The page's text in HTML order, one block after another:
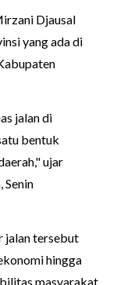
Djausal
yang ada di
jalan di
bentuk
ujar
Senin
jalan tersebut
hingga
masyarakat